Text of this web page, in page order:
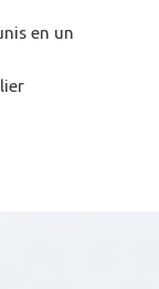
en un